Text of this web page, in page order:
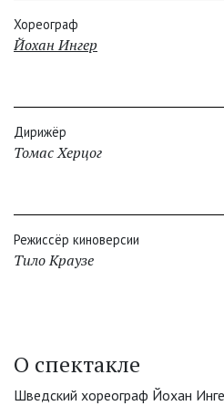
Хореограф
Йохан Ингер
Дирижёр
Томас Херцог
Режиссёр киноверсии
Тило Краузе
О спектакле
Шведский хореограф Йохан